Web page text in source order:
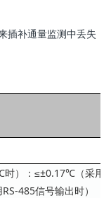
插补通量监测中丢失
）：≤±0.17℃（采用
485信号输出时）